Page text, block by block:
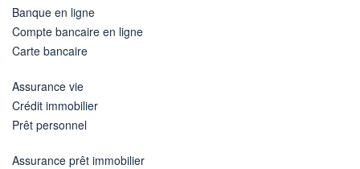
Banque en ligne
Compte bancaire en ligne
Carte bancaire
Assurance vie
Crédit immobilier
Prêt personnel
Assurance prêt immobilier